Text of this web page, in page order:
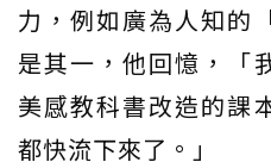
力，例如廣為人知的
是其一，他回憶，「
美感教科書改造的課
都快流下來了。」